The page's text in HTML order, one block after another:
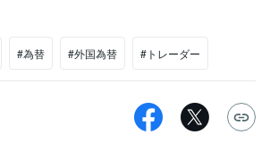
#為替 #外国為替 #トレーダー